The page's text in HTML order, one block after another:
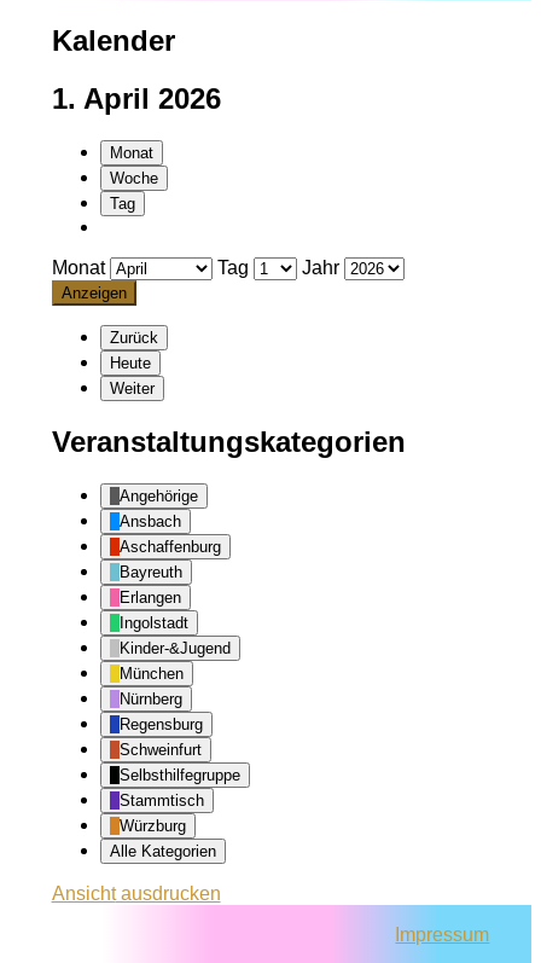
Kalender
1. April 2026
Monat
Woche
Tag
Monat Tag Jahr
Zurück
Heute
Weiter
Veranstaltungskategorien
Angehörige
Ansbach
Aschaffenburg
Bayreuth
Erlangen
Ingolstadt
Kinder-&Jugend
München
Nürnberg
Regensburg
Schweinfurt
Selbsthilfegruppe
Stammtisch
Würzburg
Alle Kategorien
Ansichtausdrucken
Impressum